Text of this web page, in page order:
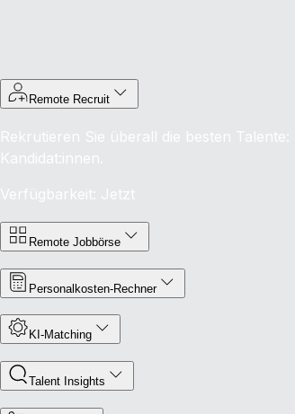
Remote Recruit
Rekrutieren Sie überall die besten
Kandidat:innen.
Verfügbarkeit: Jetzt
Remote Jobbörse
Personalkosten‑Rechner
KI‑Matching
Talent Insights